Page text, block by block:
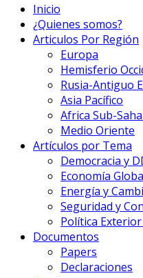
Inicio
¿Quienes somos?
Articulos Por Región
Europa
Hemisferio
Rusia-Antiguo
Asia Pacífico
Africa Sub-
Medio Oriente
Artículos por Tema
Democracia y
Economía
Energía y
Seguridad y
Política
Documentos
Papers
Declaraciones